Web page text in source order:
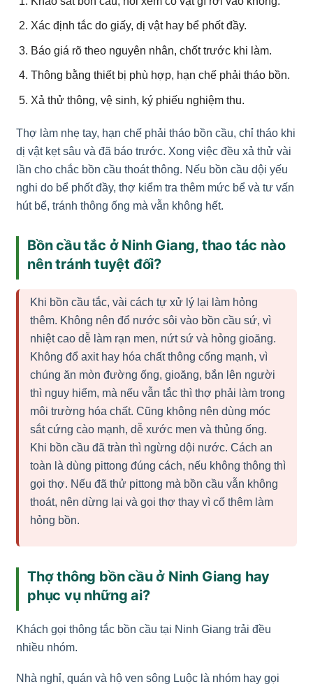
Xác định tắc do giấy, dị vật hay bể phốt đầy.
Báo giá rõ theo nguyên nhân, chốt trước khi làm.
Thông bằng thiết bị phù hợp, hạn chế phải tháo bồn.
Xả thử thông, vệ sinh, ký phiếu nghiệm thu.
Thợ làm nhẹ tay, hạn chế phải tháo bồn cầu, chỉ tháo khi
dị vật kẹt sâu và đã báo trước. Xong việc đều xả thử vài
lần cho chắc bồn cầu thoát thông. Nếu bồn cầu dội yếu
nghi do bể phốt đầy, thợ kiểm tra thêm mức bể và tư vấn
hút bể, tránh thông ống mà vẫn không hết.
Bồn cầu tắc ở Ninh Giang, thao tác nào
nên tránh tuyệt đối?
Khi bồn cầu tắc, vài cách tự xử lý lại làm hỏng
thêm. Không nên đổ nước sôi vào bồn cầu sứ, vì
nhiệt cao dễ làm rạn men, nứt sứ và hỏng gioăng.
Không đổ axit hay hóa chất thông cống mạnh, vì
chúng ăn mòn đường ống, gioăng, bắn lên người
thì nguy hiểm, mà nếu vẫn tắc thì thợ phải làm trong
môi trường hóa chất. Cũng không nên dùng móc
sắt cứng cào mạnh, dễ xước men và thủng ống.
Khi bồn cầu đã tràn thì ngừng dội nước. Cách an
toàn là dùng pittong đúng cách, nếu không thông thì
gọi thợ. Nếu đã thử pittong mà bồn cầu vẫn không
thoát, nên dừng lại và gọi thợ thay vì cố thêm làm
hỏng bồn.
Thợ thông bồn cầu ở Ninh Giang hay
phục vụ những ai?
Khách gọi thông tắc bồn cầu tại Ninh Giang trải đều
nhiều nhóm.
Nhà nghỉ, quán và hộ ven sông Luộc là nhóm hay gọi